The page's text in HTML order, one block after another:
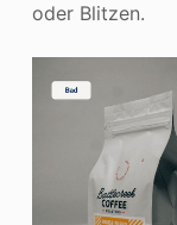
oder Blitzen.